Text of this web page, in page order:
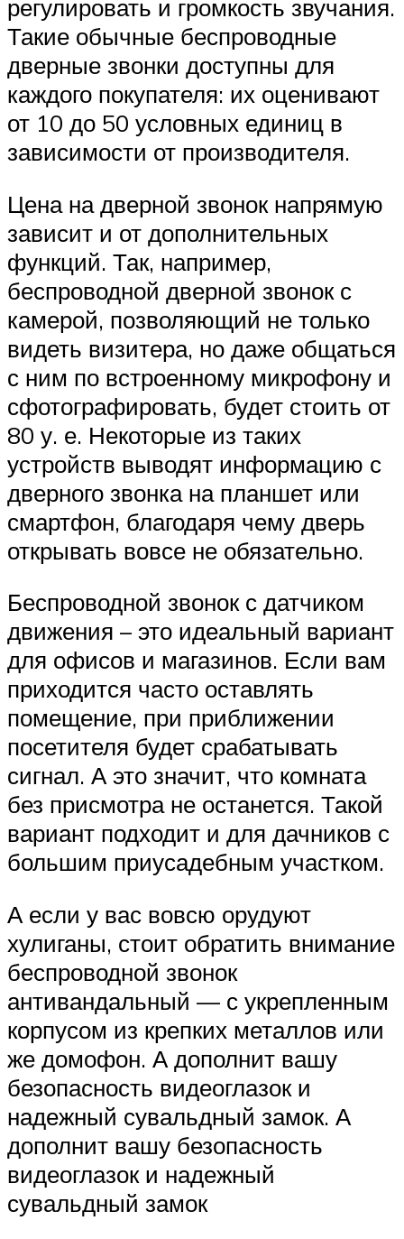
регулировать и громкость звучания.
Такие обычные беспроводные
дверные звонки доступны для
каждого покупателя: их оценивают
от 10 до 50 условных единиц в
зависимости от производителя.
Цена на дверной звонок напрямую
зависит и от дополнительных
функций. Так, например,
беспроводной дверной звонок с
камерой, позволяющий не только
видеть визитера, но даже общаться
с ним по встроенному микрофону и
сфотографировать, будет стоить от
80 у. е. Некоторые из таких
устройств выводят информацию с
дверного звонка на планшет или
смартфон, благодаря чему дверь
открывать вовсе не обязательно.
Беспроводной звонок с датчиком
движения – это идеальный вариант
для офисов и магазинов. Если вам
приходится часто оставлять
помещение, при приближении
посетителя будет срабатывать
сигнал. А это значит, что комната
без присмотра не останется. Такой
вариант подходит и для дачников с
большим приусадебным участком.
А если у вас вовсю орудуют
хулиганы, стоит обратить внимание
беспроводной звонок
антивандальный — с укрепленным
корпусом из крепких металлов или
же домофон. А дополнит вашу
безопасность видеоглазок и
надежный сувальдный замок. А
дополнит вашу безопасность
видеоглазок и надежный
сувальдный замок